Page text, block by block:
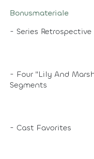
Bonusmateriale
- Series Retrospective
- Four "Lily And
Segments
- Cast Favorites